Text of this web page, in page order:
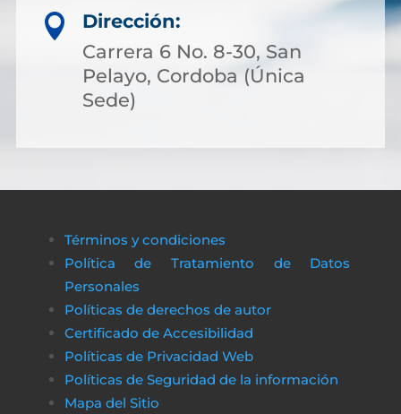

Dirección:
Carrera 6 No. 8-30, San
Pelayo, Cordoba (Única
Sede)
Términos y condiciones
Política de Tratamiento de Datos
Personales
Políticas de derechos de autor
Certificado de Accesibilidad
Políticas de Privacidad Web
Políticas de Seguridad de la información
Mapa del Sitio